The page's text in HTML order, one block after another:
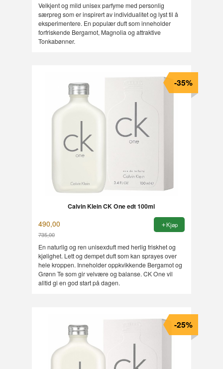
Velkjent og mild unisex parfyme med personlig
særpreg som er inspirert av individualitet og lyst til å
eksperimentere. En populær duft som inneholder
forfriskende Bergamot, Magnolia og attraktive
Tonkabønner.
Calvin Klein CK One edt 100ml
490,00
735,00
Rabatt
-35%
Kjøp
En naturlig og ren unisexduft med herlig friskhet og
kjølighet. Lett og dempet duft som kan sprayes over
hele kroppen. Inneholder oppkvikkende Bergamot og
Grønn Te som gir velvære og balanse. CK One vil
alltid gi en god start på dagen.
-25%